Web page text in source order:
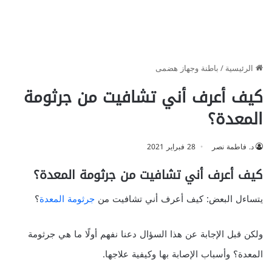
الرئيسية/باطنة وجهاز هضمى
كيف أعرف أني تشافيت من جرثومة
المعدة؟
د. فاطمة نصر 28 فبراير 2021
كيف أعرف أني تشافيت من جرثومة المعدة؟
يتساءل البعض: كيف أعرف أني تشافيت من جرثومة المعدة؟
ولكن قبل الإجابة عن هذا السؤال دعنا نفهم أولًا ما هي جرثومة
المعدة؟ وأسباب الإصابة بها وكيفية علاجها.